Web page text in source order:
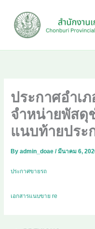
content
ประกาศอำเภ
จำหน่ายพัสดุ
แนบท้ายประ
Byadmin_doae/มีนาคม 6,
ประกาศขายรถ
เอกสารแนบขาย re